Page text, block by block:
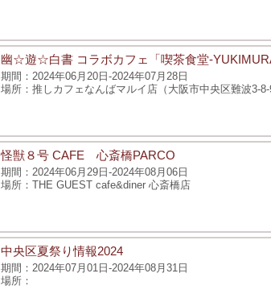
幽☆遊☆白書 コラボカフェ「喫茶食堂-
2024年06月20日-2024年07月28日
推しカフェなんばマルイ店（大阪市中央区難波3-8-
怪獣８号 CAFE 心斎橋PARCO
2024年06月29日-2024年08月06日
THE GUEST cafe&diner 心斎橋店
中央区夏祭り情報2024
2024年07月01日-2024年08月31日